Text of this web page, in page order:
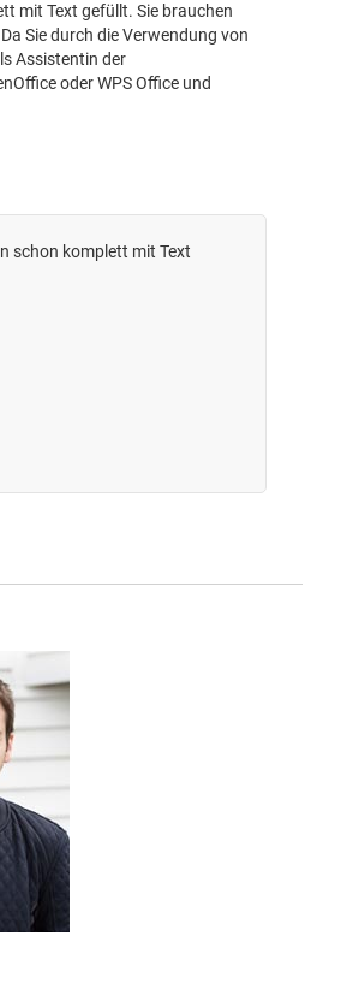
mit Text gefüllt. Sie brauchen
Sie durch die Verwendung von
Assistentin der
oder WPS Office und
schon komplett mit Text